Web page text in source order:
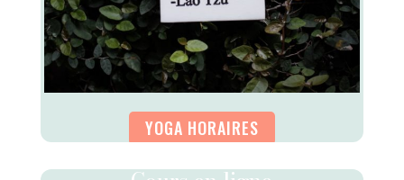
YOGA HORAIRES